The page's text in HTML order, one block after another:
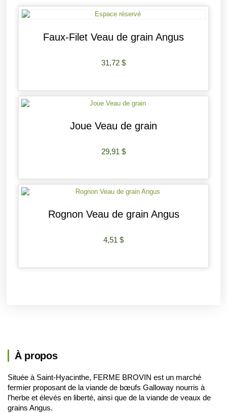
Faux-Filet Veau de grain Angus
31,72 $
Joue Veau de grain
29,91 $
Rognon Veau de grain Angus
4,51 $
À propos
Située à Saint-Hyacinthe, FERME BROVIN est un marché
fermier proposant de la viande de bœufs Galloway nourris à
l’herbe et élevés en liberté, ainsi que de la viande de veaux de
grains Angus.